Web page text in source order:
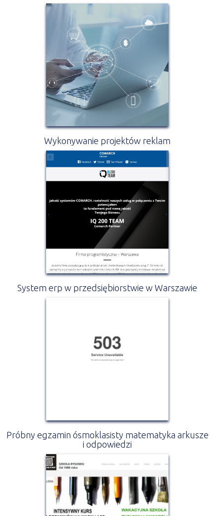
Wykonywanie projektów reklam
System erp w przedsiębiorstwie w Warszawie
Próbny egzamin ósmoklasisty matematyka arkusze
i odpowiedzi